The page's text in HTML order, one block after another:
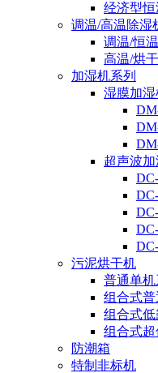
经济型
调温/高温除湿
调温/恒
高温/烘
加湿机系列
湿膜加湿
超声波
污泥烘干机
普通单
组合式普
组合式
组合式超
防潮箱
特制非标机